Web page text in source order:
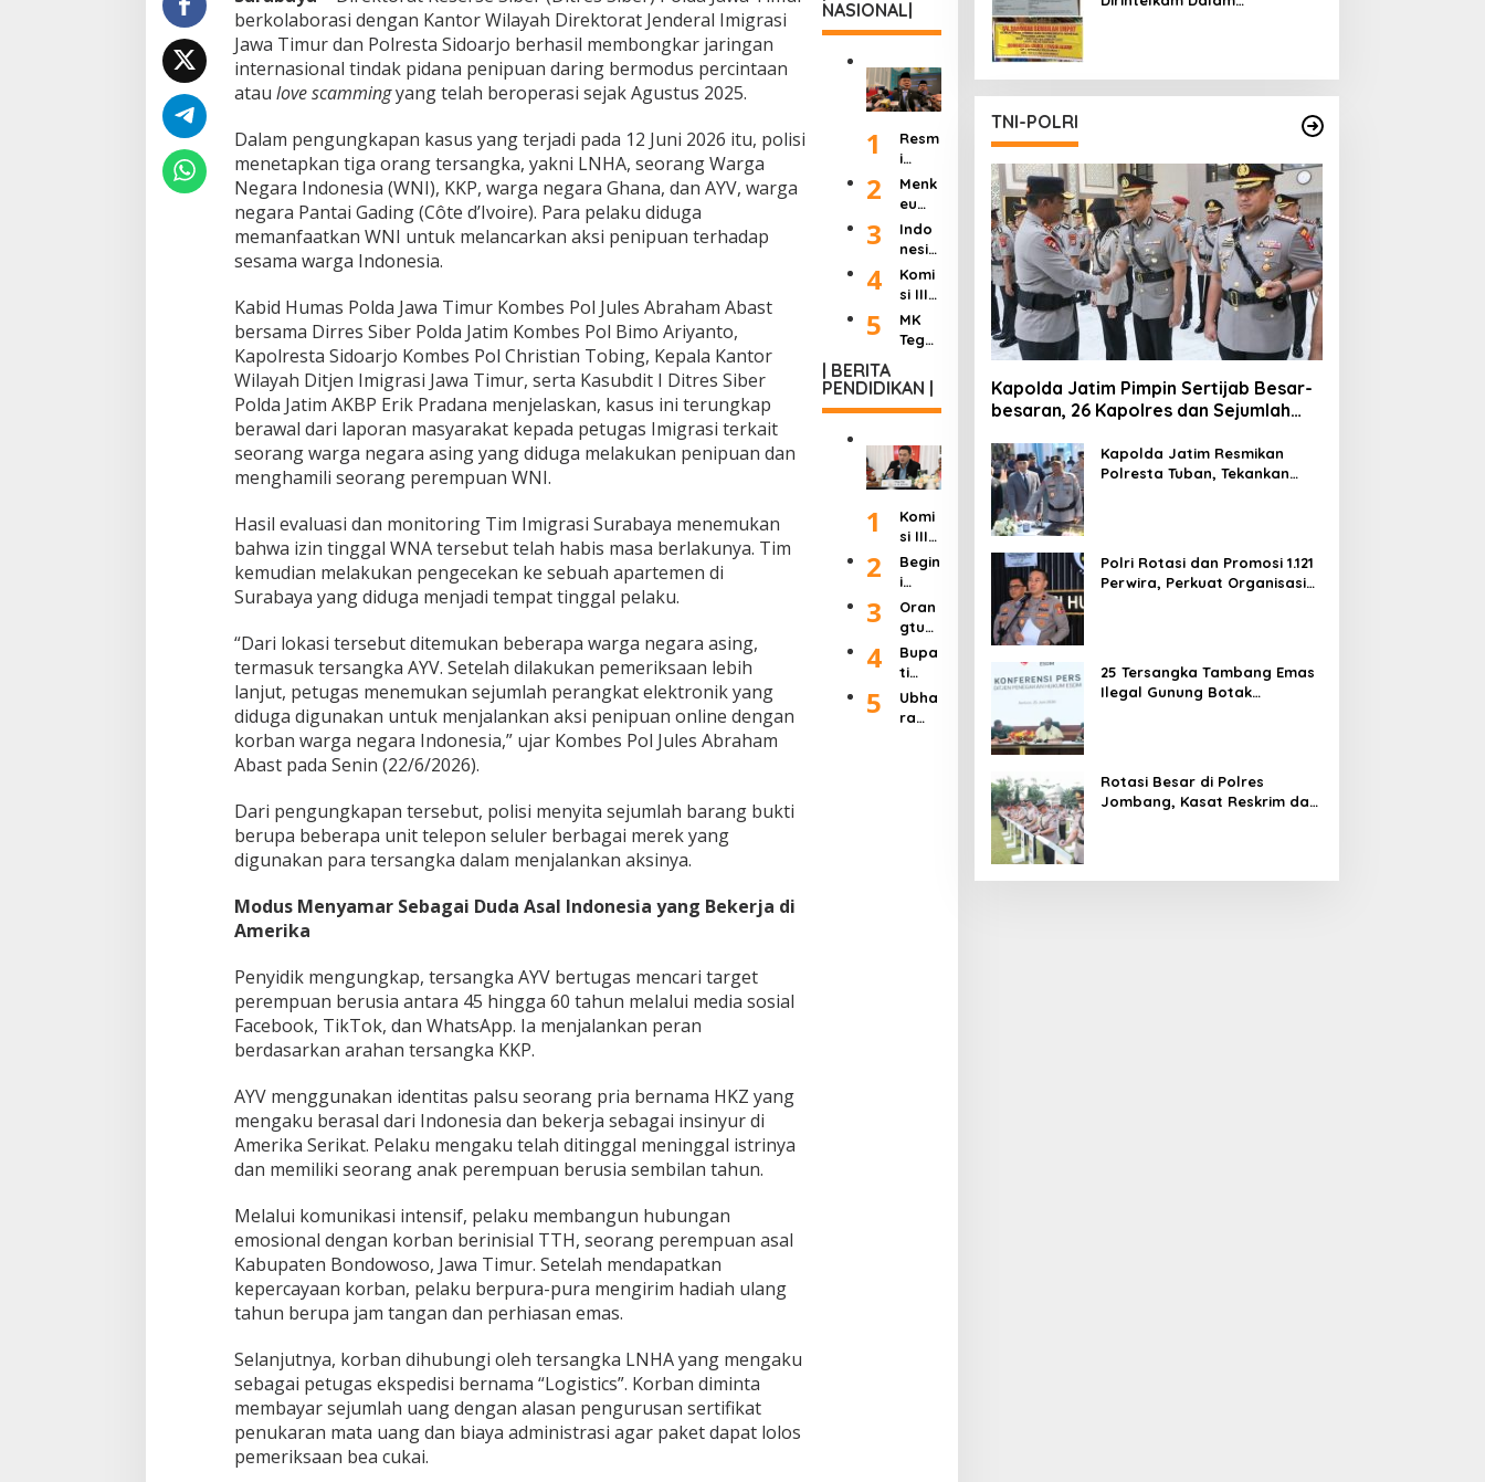
t
L
o
v
e
c
a
m
m
i
n
g
t
e
r
n
a
s
i
o
n
l
,
L
i
b
k
a
n
W
N
A
G
a
n
a
d
n
P
n
a
i
G
d
i
n
g
berkolaborasi dengan Kantor Wilayah Direktorat Jenderal Imigrasi
Jawa Timur dan Polresta Sidoarjo berhasil membongkar jaringan
internasional tindak pidana penipuan daring bermodus percintaan
atau love scammingyang telah beroperasi sejak Agustus 2025.
Dalam pengungkapan kasus yang terjadi pada 12 Juni 2026 itu, polisi
menetapkan tiga orang tersangka, yakni LNHA, seorang Warga
Negara Indonesia (WNI), KKP, warga negara Ghana, dan AYV, warga
negara Pantai Gading (Côte d’Ivoire). Para pelaku diduga
memanfaatkan WNI untuk melancarkan aksi penipuan terhadap
sesama warga Indonesia.
Kabid Humas Polda Jawa Timur Kombes Pol Jules Abraham Abast
bersama Dirres Siber Polda Jatim Kombes Pol Bimo Ariyanto,
Kapolresta Sidoarjo Kombes Pol Christian Tobing, Kepala Kantor
Wilayah Ditjen Imigrasi Jawa Timur, serta Kasubdit I Ditres Siber
Polda Jatim AKBP Erik Pradana menjelaskan, kasus ini terungkap
berawal dari laporan masyarakat kepada petugas Imigrasi terkait
seorang warga negara asing yang diduga melakukan penipuan dan
menghamili seorang perempuan WNI.
Hasil evaluasi dan monitoring Tim Imigrasi Surabaya menemukan
bahwa izin tinggal WNA tersebut telah habis masa berlakunya. Tim
kemudian melakukan pengecekan ke sebuah apartemen di
Surabaya yang diduga menjadi tempat tinggal pelaku.
“Dari lokasi tersebut ditemukan beberapa warga negara asing,
termasuk tersangka AYV. Setelah dilakukan pemeriksaan lebih
lanjut, petugas menemukan sejumlah perangkat elektronik yang
diduga digunakan untuk menjalankan aksi penipuan online dengan
korban warga negara Indonesia,” ujar Kombes Pol Jules Abraham
Abast pada Senin (22/6/2026).
Dari pengungkapan tersebut, polisi menyita sejumlah barang bukti
berupa beberapa unit telepon seluler berbagai merek yang
digunakan para tersangka dalam menjalankan aksinya.
Modus Menyamar Sebagai Duda Asal Indonesia yang Bekerja di
Amerika
Penyidik mengungkap, tersangka AYV bertugas mencari target
perempuan berusia antara 45 hingga 60 tahun melalui media sosial
Facebook, TikTok, dan WhatsApp. Ia menjalankan peran
berdasarkan arahan tersangka KKP.
AYV menggunakan identitas palsu seorang pria bernama HKZ yang
mengaku berasal dari Indonesia dan bekerja sebagai insinyur di
Amerika Serikat. Pelaku mengaku telah ditinggal meninggal istrinya
dan memiliki seorang anak perempuan berusia sembilan tahun.
Melalui komunikasi intensif, pelaku membangun hubungan
emosional dengan korban berinisial TTH, seorang perempuan asal
Kabupaten Bondowoso, Jawa Timur. Setelah mendapatkan
kepercayaan korban, pelaku berpura-pura mengirim hadiah ulang
tahun berupa jam tangan dan perhiasan emas.
Selanjutnya, korban dihubungi oleh tersangka LNHA yang mengaku
sebagai petugas ekspedisi bernama “Logistics”. Korban diminta
membayar sejumlah uang dengan alasan pengurusan sertifikat
penukaran mata uang dan biaya administrasi agar paket dapat lolos
pemeriksaan bea cukai.
NASIONAL|
1
Resm
i
Dilan
tik
Kepa
la
KSP,
Dudu
ng
Janji
Birok
rasi
Buka
Adua
n
Raky
at 24
Jam
2
Menk
eu
Purb
aya
atum
Peng
usah
a
k
Ilega
Masu
k
Siste
atau
Ditut
up!
3
Indo
nesia
Berd
uka:
an
Wakil
den
Try
sno
Wafa
t
Usia
90
Tahu
n
4
Komi
si III
DPR
Hasil
kan
Poin
Perc
an
Refo
rmasi
Polri”
Usai
t 4
Jam
Bers
ama
Kapo
lri
5
MK
Tega
Wart
awan
Tak
Lang
sung
ana,
Uji
Mate
ri
8 UU
Pers
Dikab
ulkan
Seba
gian
| BERITA
PENDIDIKAN |
1
Komi
si III
Ingat
kan
Haru
s
Seriu
s
Tang
ani
2
Begin
i
Tang
gapa
n
Kadis
Pendi
dikan
Kab.
3
Oran
gtua
Murid
SDN 1
pok
Keca
4
Bupa
ti
Labu
hanb
5
Ubha
ra
TNI-POLRI
Kapolda Jatim Pimpin Sertijab Besar-
besaran, 26 Kapolres dan Sejumlah
Kapolda Jatim Resmikan
Polresta Tuban, Tekankan
Polri Rotasi dan Promosi 1.121
Perwira, Perkuat Organisasi
25 Tersangka Tambang Emas
Ilegal Gunung Botak
Rotasi Besar di Polres
Jombang, Kasat Reskrim dan